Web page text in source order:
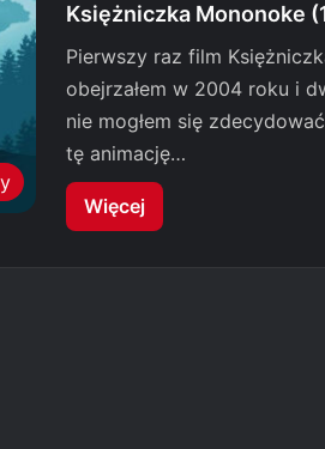
Księżniczka Mononoke
Pierwszy raz film
obejrzałem w 2004 roku i
nie mogłem się
tę animację…
Więcej